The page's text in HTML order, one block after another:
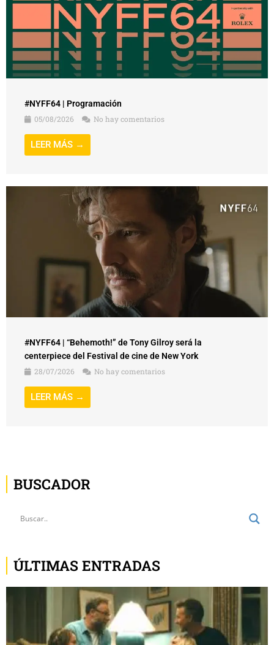
#NYFF64 | Programación
05/08/2026
No hay comentarios
LEER MÁS →
#NYFF64 | “Behemoth!” de Tony Gilroy será la
centerpiece del Festival de cine de New York
28/07/2026
No hay comentarios
LEER MÁS →
BUSCADOR
ÚLTIMAS ENTRADAS